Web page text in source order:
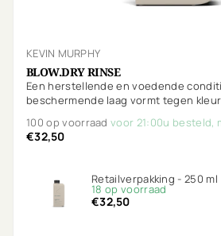
KEVIN MURPHY
BLOW.DRY RINSE
Een herstellende en voedende
beschermende laag vormt tegen
beschermt het haar met extra
tegen hitte.
100 op voorraadvoor 21:00u besteld,
€32,50
Retailverpakking - 250 ml
18 op voorraad
€32,50